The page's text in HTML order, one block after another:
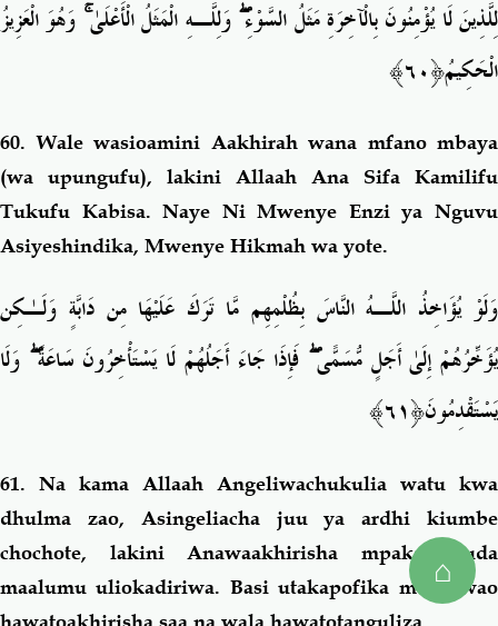
⌂
لِلَّذِينَ لَا يُؤْمِنُونَ بِالْآخِرَةِ مَثَلُ السَّوْءِ ۖ وَلِلَّـهِ الْمَثَلُ الْأَعْلَىٰ ۚ وَهُوَ الْعَزِيزُ
الْحَكِيمُ﴿٦٠﴾
60.Wale wasioamini Aakhirah wana mfano mbaya
(wa upungufu), lakini Allaah Ana Sifa Kamilifu
Tukufu Kabisa. Naye NiMwenye Enzi ya Nguvu
Asiyeshindika, Mwenye Hikmah wa yote.
وَلَوْ يُؤَاخِذُ اللَّـهُ النَّاسَ بِظُلْمِهِم مَّا تَرَكَ عَلَيْهَا مِن دَابَّةٍ وَلَـٰكِن
يُؤَخِّرُهُمْ إِلَىٰ أَجَلٍ مُّسَمًّى ۖ فَإِذَا جَاءَ أَجَلُهُمْ لَا يَسْتَأْخِرُونَ سَاعَةً ۖ وَلَا
يَسْتَقْدِمُونَ﴿٦١﴾
61. Na kama Allaah Angeliwachukulia watu kwa
dhulma zao, Asingeliacha juu ya ardhi kiumbe
chochote, lakini Anawaakhirisha mpaka muda
maalumu uliokadiriwa. Basi utakapofika muda wao